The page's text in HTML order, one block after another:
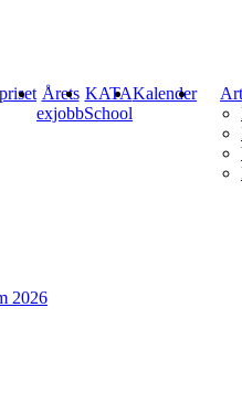
Årets
exjobb
KATA
School
Kalender
2026